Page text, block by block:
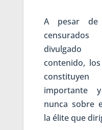
A pesar de
divulgado
contenido,
importante
nunca sobre
la élite que